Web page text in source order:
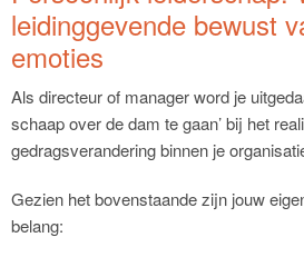
leidinggevende bewust
emoties
Als directeur of manager word je
schaap over de dam te gaan’ bij het
gedragsverandering binnen je
Gezien het bovenstaande zijn jouw
belang: